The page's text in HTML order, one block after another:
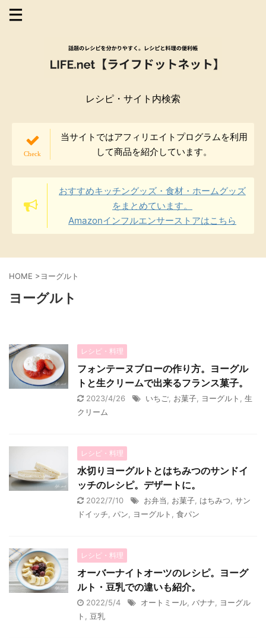
レシピ・サイト内検索
当サイトではアフィリエイトプログラムを利用
して商品を紹介しています。
おすすめキッチングッズ・食材・ホームグッズ
をまとめています。
Amazonインフルエンサーストアはこちら
HOME >ヨーグルト
ヨーグルト
レシピ・料理
フォンテーヌブローの作り方。ヨーグル
トと生クリームで出来るフランス菓子。
2023/4/26 いちご お菓子 ヨーグルト
生
クリーム
レシピ・料理
水切りヨーグルトとはちみつのサンドイ
ッチのレシピ。デザートに。
2022/7/10 お弁当 お菓子 はちみつ サン
ドイッチ
パン ヨーグルト 食パン
レシピ・料理
オーバーナイトオーツのレシピ。ヨーグ
ルト・豆乳での違いも紹介。
2022/5/4 オートミール バナナ
ヨーグル
ト
豆乳